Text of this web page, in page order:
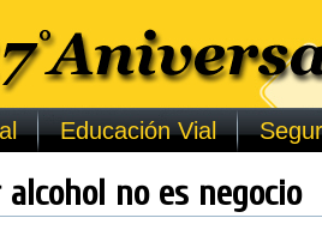
Educación Vial
no es negocio